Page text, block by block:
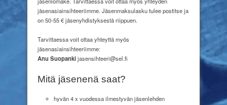
jäsenasiainsihteeriimme. Jäsenmaksulasku tulee postitse ja
on 50-55 € jäsenyhdistyksestä riippuen.
Tarvittaessa voit ottaa yhteyttä myös
jäsenasiainsihteeriimme:
Anu Suopankijasensihteeri@sel.fi
Mitä jäsenenä saat?
hyvän 4 x vuodessa ilmestyvän jäsenlehden